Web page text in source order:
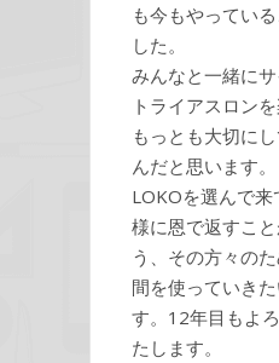
も今もやってい
した。
みんなと一緒に
トライアスロン
もっとも大切に
んだと思います。
LOKOを選んで
様に恩で返すこ
う、その方々の
間を使っていき
す。12年目もよ
たします。